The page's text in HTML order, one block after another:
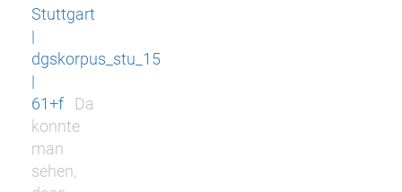
Stuttgart
|
dgskorpus_stu_15
|
61+f
Da
konnte
man
sehen,